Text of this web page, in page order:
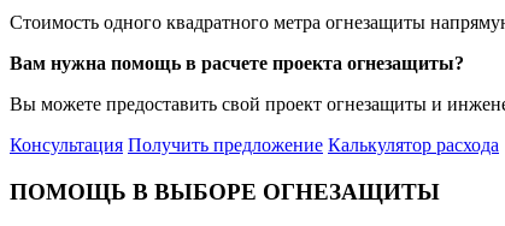
Стоимость одного квадратного метра огнезащиты
Вам нужна помощь в расчете проекта огнезащиты?
Вы можете предоставить свой проект огнезащиты и
Консультация Получить предложение Калькулятор расхода
ПОМОЩЬ В ВЫБОРЕ ОГНЕЗАЩИТЫ